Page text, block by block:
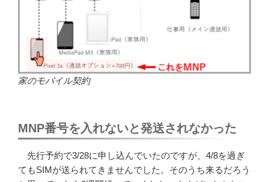
家のモバイル契約
MNP番号を入れないと発送されなかった
先行予約で3/28に申し込んでいたのですが、4/8を過ぎ
てもSIMが送られてきませんでした。そのうち来るだろう